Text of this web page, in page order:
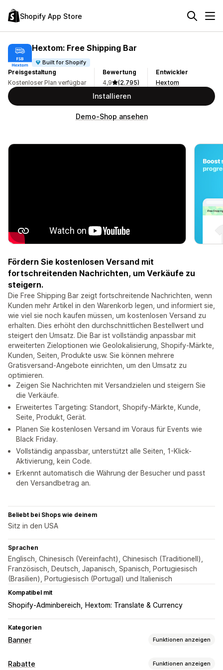
Shopify App Store
Hextom: Free Shipping Bar
Built for Shopify
Preisgestaltung
Kostenloser Plan verfügbar
Bewertung
4,9
(2.795)
Entwickler
Hextom
Installieren
Demo-Shop ansehen
Fördern Sie kostenlosen Versand mit
fortschreitenden Nachrichten, um Verkäufe zu
steigern.
Die Free Shipping Bar zeigt fortschreitende Nachrichten, wenn
Kunden mehr Artikel in den Warenkorb legen, und informiert sie,
wie viel sie noch kaufen müssen, um kostenlosen Versand zu
erhalten. Dies erhöht den durchschnittlichen Bestellwert und
steigert den Umsatz. Die Bar ist vollständig anpassbar mit
erweiterten Zieloptionen wie Geolokalisierung, Shopify-Märkte,
Kunden, Seiten, Produkte usw. Sie können mehrere
Gratisversand-Angebote einrichten, um den Umsatz zu
optimieren.
Zeigen Sie Nachrichten mit Versandzielen und steigern Sie
die Verkäufe.
Erweitertes Targeting: Standort, Shopify-Märkte, Kunde,
Seite, Produkt, Gerät.
Planen Sie kostenlosen Versand im Voraus für Events wie
Black Friday.
Vollständig anpassbar, unterstützt alle Seiten, 1-Klick-
Aktivierung, kein Code.
Erkennt automatisch die Währung der Besucher und passt
den Versandbetrag an.
Beliebt bei Shops wie deinem
Sitz in den USA
Sprachen
Englisch, Chinesisch (Vereinfacht), Chinesisch (Traditionell),
Französisch, Deutsch, Japanisch, Spanisch, Portugiesisch
(Brasilien), Portugiesisch (Portugal) und Italienisch
Kompatibel mit
Shopify-Adminbereich Hextom: Translate & Currency
Kategorien
Banner Funktionen anzeigen
Bannertyp
Rabatte Funktionen anzeigen